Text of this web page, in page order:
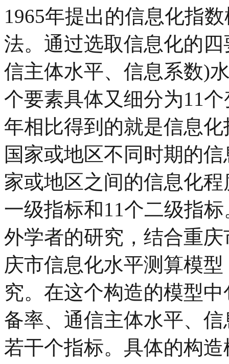
1965年提出的信息化指
法。通过选取信息化的
信主体水平、信息系数)
个要素具体又细分为11
年相比得到的就是信息
国家或地区不同时期的
家或地区之间的信息化
一级指标和11个二级指
外学者的研究，结合重
庆市信息化水平测算模
究。在这个构造的模型
备率、通信主体水平、
若干个指标。具体的构